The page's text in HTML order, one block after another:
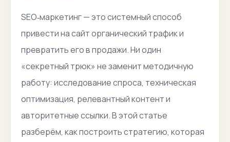
SEO‑маркетинг — это системный способ
привести на сайт органический трафик и
превратить его в продажи. Ни один
«секретный трюк» не заменит методичную
работу: исследование спроса, техническая
оптимизация, релевантный контент и
авторитетные ссылки. В этой статье
разберём, как построить стратегию, которая